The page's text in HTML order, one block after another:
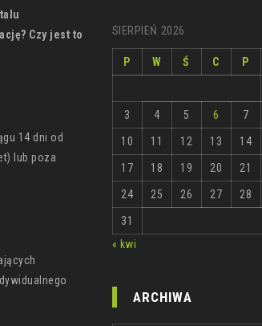
Czy jest to
14 dni od
lub poza
SIERPIEŃ 2026
P W Ś C P
3 4 5 6 7
10 11 12 13 14
17 18 19 20 21
24 25 26 27 28
31
« kwi
ARCHIWA